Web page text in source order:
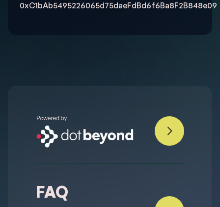
0xC1bAb5495226065d75daeFdBd6f6Ba8F2B848e09
FAQ